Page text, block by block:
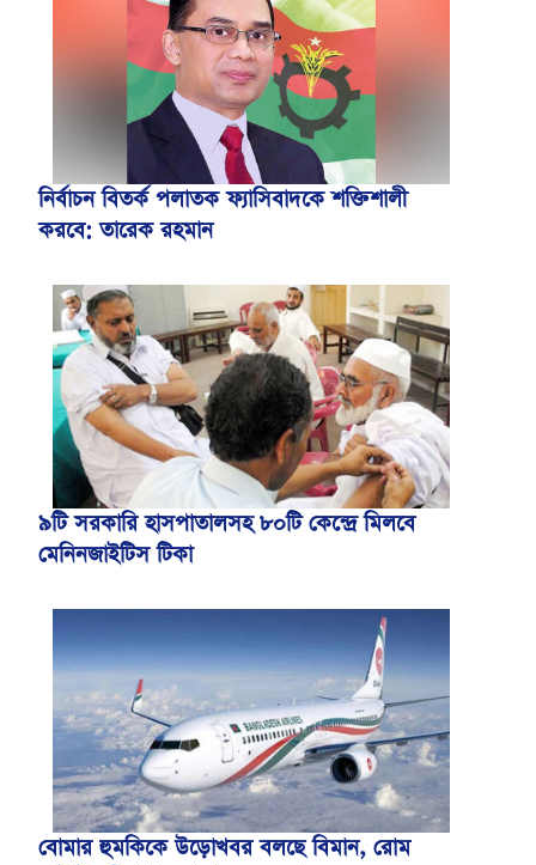
নির্বাচন বিতর্ক পলাতক ফ্যাসিবাদকে শক্তিশালী
করবে: তারেক রহমান
৯টি সরকারি হাসপাতালসহ ৮০টি কেন্দ্রে মিলবে
মেনিনজাইটিস টিকা
বোমার হুমকিকে উড়োখবর বলছে বিমান, রোম